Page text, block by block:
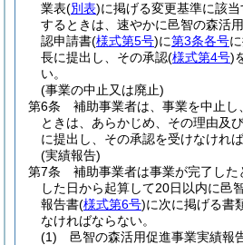
業表(別表)に掲げる変更基準に該
するときは、速やかに邑智の森活
認申請書(様式第5号)に第3条各号
長に提出し、その承認(様式第4号)
い。
(事業の中止又は廃止)
第6条
補助事業者は、事業を中止
ときは、あらかじめ、その理由及
に提出し、その承認を受けなければ
(実績報告)
第7条
補助事業者は事業が完了した
した日から起算して20日以内に邑
報告書(様式第6号)に次に掲げる書
なければならない。
(1)
邑智の森活用促進事業実績報